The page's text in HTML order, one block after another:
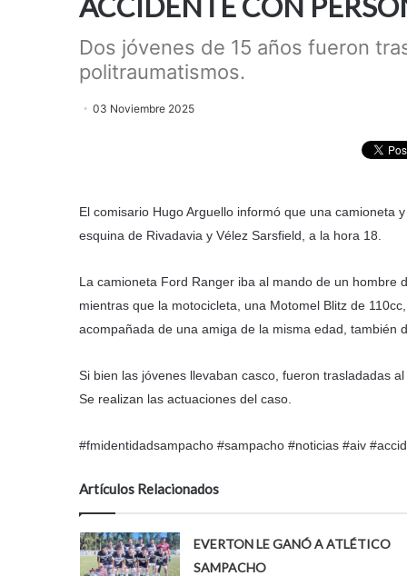
Dos jóvenes de 15 años fueron
politraumatismos.
03 Noviembre 2025
El comisario Hugo Arguello informó que una camioneta
esquina de Rivadavia y Vélez Sarsfield, a la hora 18.
La camioneta Ford Ranger iba al mando de un hombre
mientras que la motocicleta, una Motomel Blitz de
acompañada de una amiga de la misma edad, también
Si bien las jóvenes llevaban casco, fueron trasladadas
Se realizan las actuaciones del caso.
#fmidentidadsampacho #sampacho #noticias #aiv
Artículos Relacionados
EVERTON LE GANÓ A ATLÉTICO
SAMPACHO